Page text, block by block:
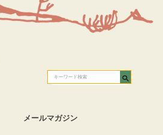
メールマガジン